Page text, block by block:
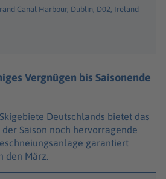
Canal Harbour, Dublin, D02, Ireland
Vergnügen bis Saisonende
Deutschlands bietet das
Saison noch hervorragende
garantiert
den März.